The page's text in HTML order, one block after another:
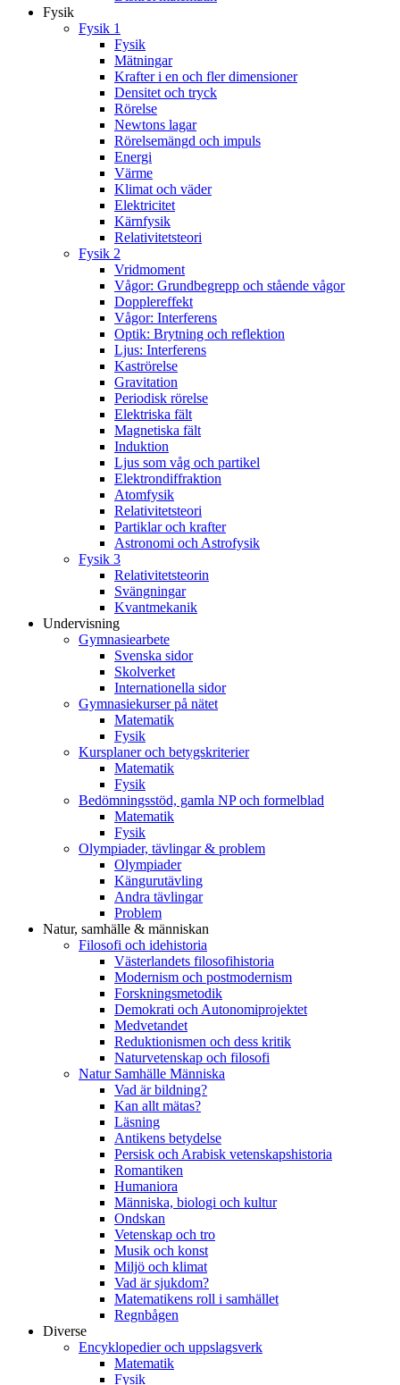
Fysik
Fysik 1
Fysik
Mätningar
Krafter i en och fler dimensioner
Densitet och tryck
Rörelse
Newtons lagar
Rörelsemängd och impuls
Energi
Värme
Klimat och väder
Elektricitet
Kärnfysik
Relativitetsteori
Fysik 2
Vridmoment
Vågor: Grundbegrepp och stående vågor
Dopplereffekt
Vågor: Interferens
Optik: Brytning och reflektion
Ljus: Interferens
Kaströrelse
Gravitation
Periodisk rörelse
Elektriska fält
Magnetiska fält
Induktion
Ljus som våg och partikel
Elektrondiffraktion
Atomfysik
Relativitetsteori
Partiklar och krafter
Astronomi och Astrofysik
Fysik 3
Relativitetsteorin
Svängningar
Kvantmekanik
Undervisning
Gymnasiearbete
Svenska sidor
Skolverket
Internationella sidor
Gymnasiekurser på nätet
Matematik
Fysik
Kursplaner och betygskriterier
Matematik
Fysik
Bedömningsstöd, gamla NP och formelblad
Matematik
Fysik
Olympiader, tävlingar & problem
Olympiader
Kängurutävling
Andra tävlingar
Problem
Natur, samhälle & människan
Filosofi och idehistoria
Västerlandets filosofihistoria
Modernism och postmodernism
Forskningsmetodik
Demokrati och Autonomiprojektet
Medvetandet
Reduktionismen och dess kritik
Naturvetenskap och filosofi
Natur Samhälle Människa
Vad är bildning?
Kan allt mätas?
Läsning
Antikens betydelse
Persisk och Arabisk vetenskapshistoria
Romantiken
Humaniora
Människa, biologi och kultur
Ondskan
Vetenskap och tro
Musik och konst
Miljö och klimat
Vad är sjukdom?
Matematikens roll i samhället
Regnbågen
Diverse
Encyklopedier och uppslagsverk
Matematik
Fysik